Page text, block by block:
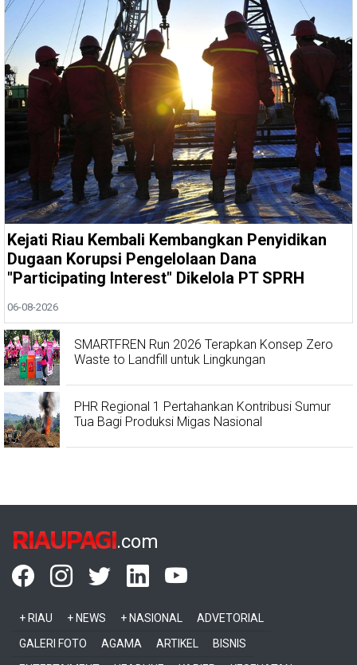
Kejati Riau Kembali Kembangkan Penyidikan
Dugaan Korupsi Pengelolaan Dana
"Participating Interest" Dikelola PT SPRH
06-08-2026
SMARTFREN Run 2026 Terapkan Konsep Zero
Waste to Landfill untuk Lingkungan
PHR Regional 1 Pertahankan Kontribusi Sumur
Tua Bagi Produksi Migas Nasional
RIAUPAGI.com
+ RIAU + NEWS + NASIONAL
ADVETORIAL
GALERI FOTO
AGAMA ARTIKEL
BISNIS